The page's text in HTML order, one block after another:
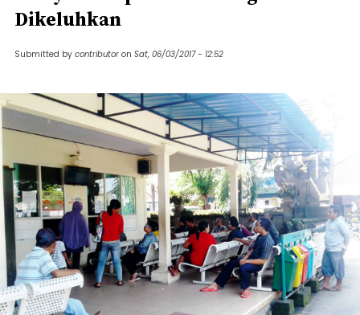
Dikeluhkan
Submitted by contributor on Sat, 06/03/2017 - 12:52